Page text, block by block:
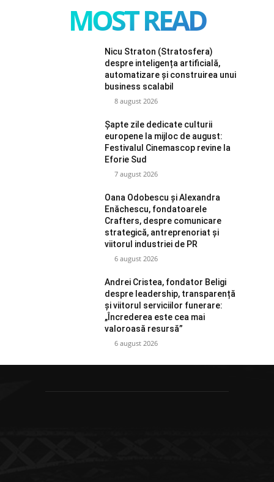
MOST READ
Nicu Straton (Stratosfera)
despre inteligența artificială,
automatizare și construirea unui
business scalabil
8 august 2026
Șapte zile dedicate culturii
europene la mijloc de august:
Festivalul Cinemascop revine la
Eforie Sud
7 august 2026
Oana Odobescu și Alexandra
Enăchescu, fondatoarele
Crafters, despre comunicare
strategică, antreprenoriat și
viitorul industriei de PR
6 august 2026
Andrei Cristea, fondator Beligi
despre leadership, transparență
și viitorul serviciilor funerare:
„Încrederea este cea mai
valoroasă resursă”
6 august 2026